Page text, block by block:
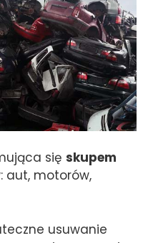
się skupem
aut, motorów,
usuwanie